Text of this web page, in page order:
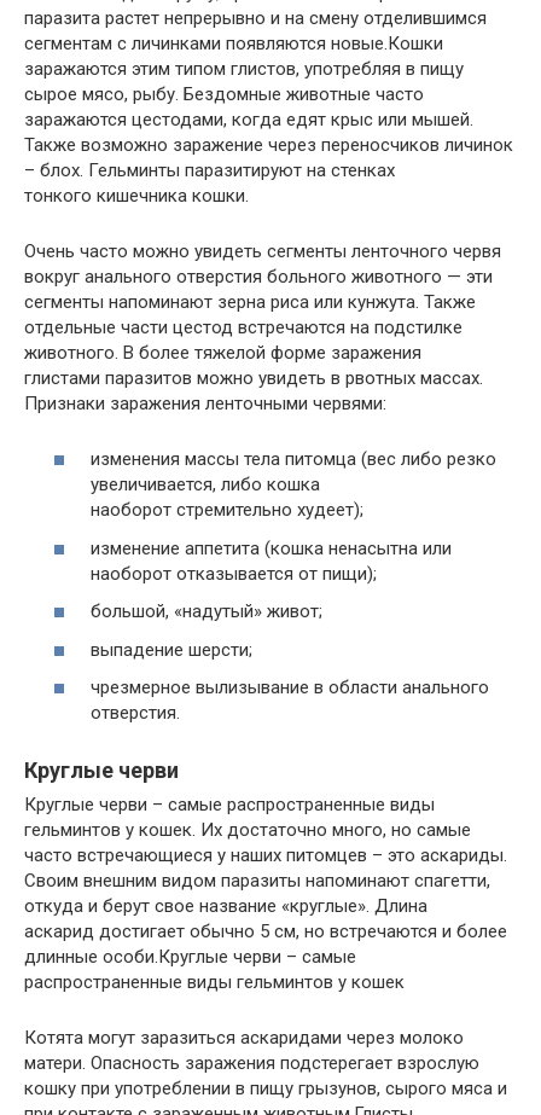
паразита растет непрерывно и на смену отделившимся
сегментам с личинками появляются новые.Кошки
заражаются этим типом глистов, употребляя в пищу
сырое мясо, рыбу. Бездомные животные часто
заражаются цестодами, когда едят крыс или мышей.
Также возможно заражение через переносчиков личинок
– блох. Гельминты паразитируют на стенках
тонкого кишечника кошки.
Очень часто можно увидеть сегменты ленточного червя
вокруг анального отверстия больного животного — эти
сегменты напоминают зерна риса или кунжута. Также
отдельные части цестод встречаются на подстилке
животного. В более тяжелой форме заражения
глистами паразитов можно увидеть в рвотных массах.
Признаки заражения ленточными червями:
изменения массы тела питомца (вес либо резко
увеличивается, либо кошка
наоборот стремительно худеет);
изменение аппетита (кошка ненасытна или
наоборот отказывается от пищи);
большой, «надутый» живот;
выпадение шерсти;
чрезмерное вылизывание в области анального
отверстия.
Круглые черви
Круглые черви – самые распространенные виды
гельминтов у кошек. Их достаточно много, но самые
часто встречающиеся у наших питомцев – это аскариды.
Своим внешним видом паразиты напоминают спагетти,
откуда и берут свое название «круглые». Длина
аскарид достигает обычно 5 см, но встречаются и более
длинные особи.Круглые черви – самые
распространенные виды гельминтов у кошек
Котята могут заразиться аскаридами через молоко
матери. Опасность заражения подстерегает взрослую
кошку при употреблении в пищу грызунов, сырого мяса и